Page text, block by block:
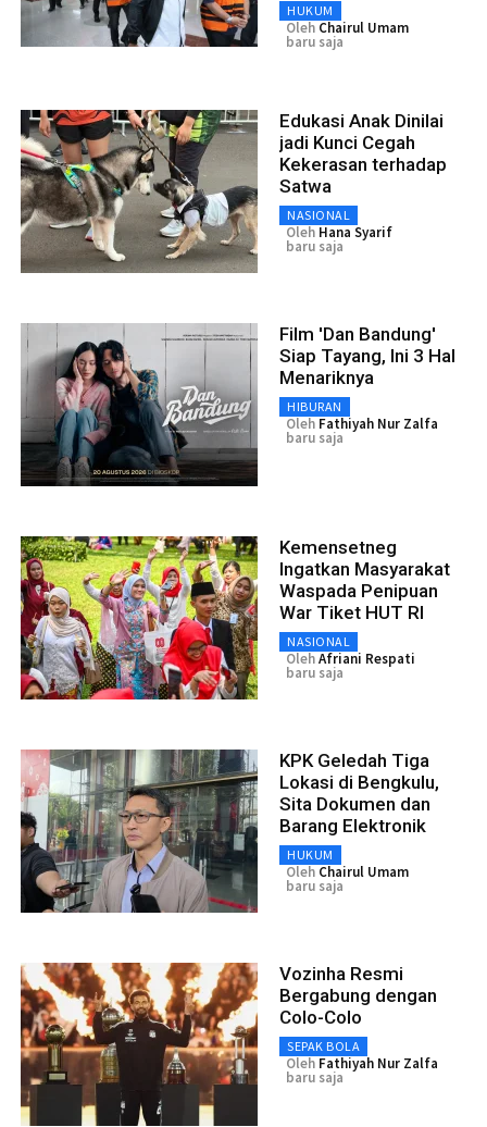
HUKUM
Oleh Chairul Umam
baru saja
Edukasi Anak Dinilai
jadi Kunci Cegah
Kekerasan terhadap
Satwa
NASIONAL
Oleh Hana Syarif
baru saja
Film 'Dan Bandung'
Siap Tayang, Ini 3 Hal
Menariknya
HIBURAN
Oleh Fathiyah Nur Zalfa
baru saja
Kemensetneg
Ingatkan Masyarakat
Waspada Penipuan
War Tiket HUT RI
NASIONAL
OlehAfriani Respati
baru saja
KPK Geledah Tiga
Lokasi di Bengkulu,
Sita Dokumen dan
Barang Elektronik
HUKUM
Oleh Chairul Umam
baru saja
Vozinha Resmi
Bergabung dengan
Colo-Colo
SEPAK BOLA
Oleh Fathiyah Nur Zalfa
baru saja